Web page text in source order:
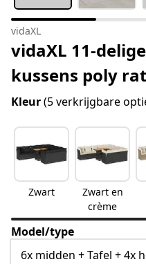
vidaXL
vidaXL 11-
kussens poly
Kleur(5 verkrijgbare
Zwart
Zwart en
crème
Model/type
6x midden + Tafel + 4x